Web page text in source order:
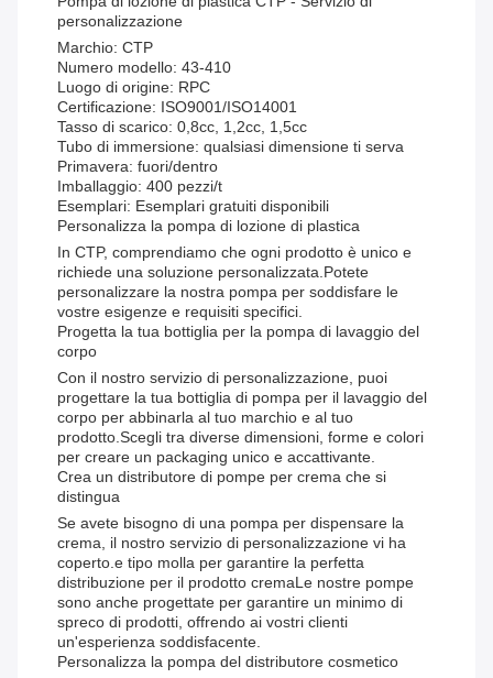
personalizzazione
Marchio: CTP
Numero modello: 43-410
Luogo di origine: RPC
Certificazione: ISO9001/ISO14001
Tasso di scarico: 0,8cc, 1,2cc, 1,5cc
Tubo di immersione: qualsiasi dimensione ti serva
Primavera: fuori/dentro
Imballaggio: 400 pezzi/t
Esemplari: Esemplari gratuiti disponibili
Personalizza la pompa di lozione di plastica
In CTP, comprendiamo che ogni prodotto è unico e
richiede una soluzione personalizzata.Potete
personalizzare la nostra pompa per soddisfare le
vostre esigenze e requisiti specifici.
Progetta la tua bottiglia per la pompa di lavaggio del
corpo
Con il nostro servizio di personalizzazione, puoi
progettare la tua bottiglia di pompa per il lavaggio del
corpo per abbinarla al tuo marchio e al tuo
prodotto.Scegli tra diverse dimensioni, forme e colori
per creare un packaging unico e accattivante.
Crea un distributore di pompe per crema che si
distingua
Se avete bisogno di una pompa per dispensare la
crema, il nostro servizio di personalizzazione vi ha
coperto.e tipo molla per garantire la perfetta
distribuzione per il prodotto cremaLe nostre pompe
sono anche progettate per garantire un minimo di
spreco di prodotti, offrendo ai vostri clienti
un'esperienza soddisfacente.
Personalizza la pompa del distributore cosmetico